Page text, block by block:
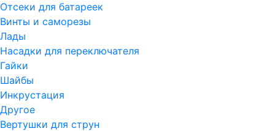
Отсеки для батареек
Винты и саморезы
Лады
Насадки для переключателя
Гайки
Шайбы
Инкрустация
Другое
Вертушки для струн